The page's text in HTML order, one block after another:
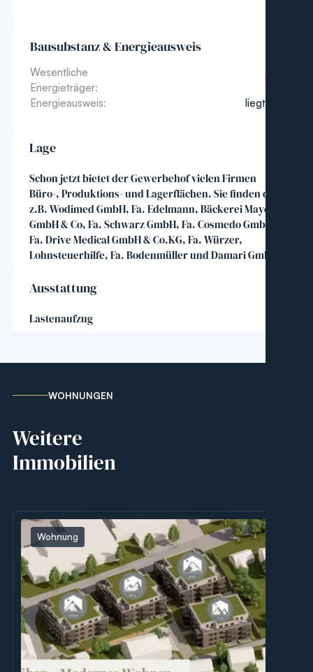
Bausubstanz & Energieausweis
Wesentliche
Energieträger:
Gas
Energieausweis:
liegt vor
Lage
Schon jetzt bietet der Gewerbehof vielen Firmen
Büro-, Produktions- und Lagerflächen. Sie finden dort
z.B. Wodimed GmbH, Fa. Edelmann, Bäckerei Mayer
GmbH & Co, Fa. Schwarz GmbH, Fa. Cosmedo GmbH,
Fa. Drive Medical GmbH & Co.KG, Fa. Würzer,
Lohnsteuerhilfe, Fa. Bodenmüller und Damari GmbH
Ausstattung
Lastenaufzug
WOHNUNGEN
Weitere
Immobilien
Wohnung